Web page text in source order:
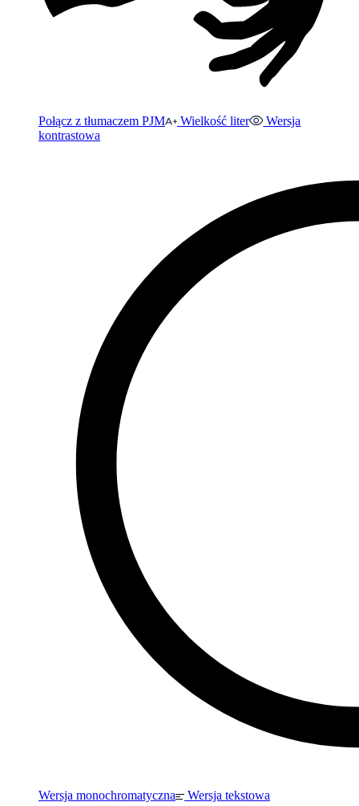
Połącz z tłumaczem PJM Wielkość liter
Wersja
kontrastowa
Wersja monochromatyczna Wersja tekstowa